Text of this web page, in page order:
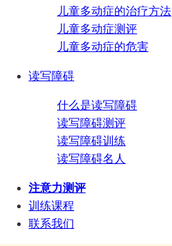
儿童多动症的治疗方法
儿童多动症测评
儿童多动症的危害
读写障碍
什么是读写障碍
读写障碍测评
读写障碍训练
读写障碍名人
注意力测评
训练课程
联系我们